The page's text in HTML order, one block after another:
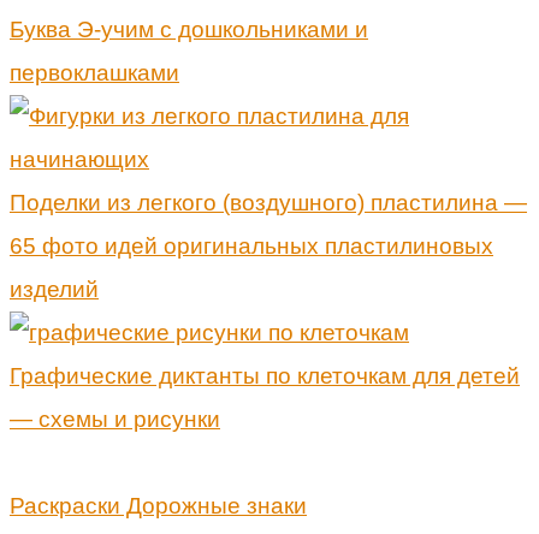
Буква Э-учим с дошкольниками и
первоклашками
Поделки из легкого (воздушного) пластилина —
65 фото идей оригинальных пластилиновых
изделий
Графические диктанты по клеточкам для детей
— схемы и рисунки
Раскраски Дорожные знаки